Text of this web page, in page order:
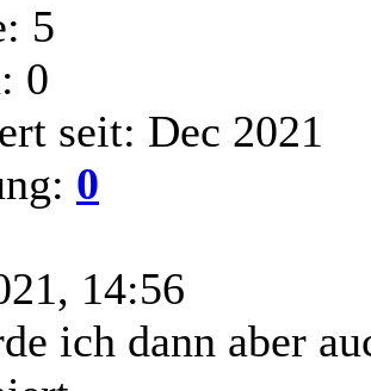
5
0
seit: Dec 2021
0
14:56
ich dann aber